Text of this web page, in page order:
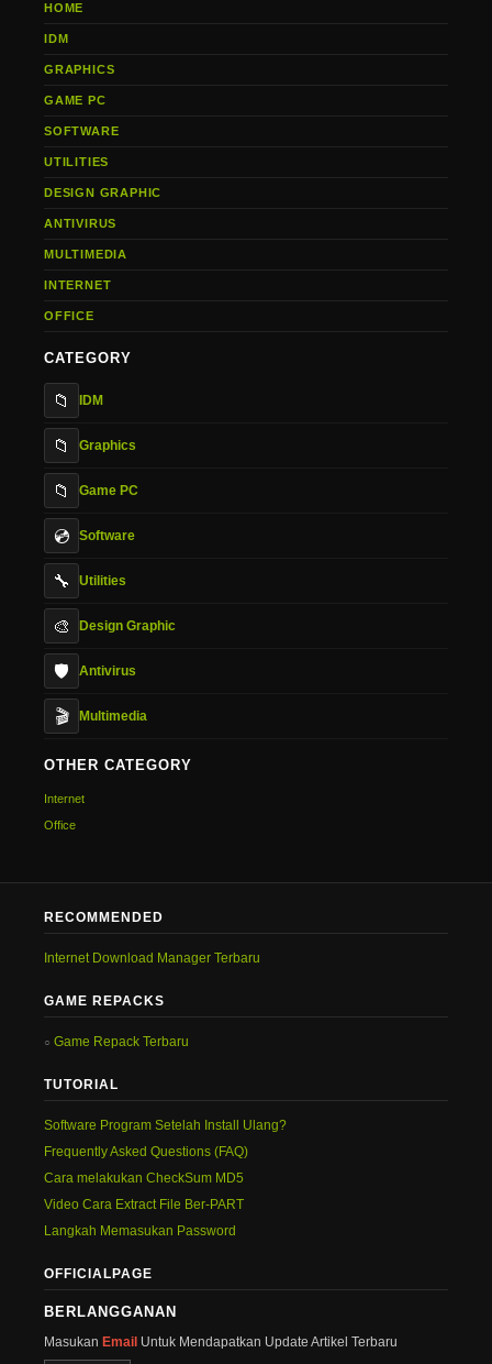
HOME
IDM
GRAPHICS
GAME PC
SOFTWARE
UTILITIES
DESIGN GRAPHIC
ANTIVIRUS
MULTIMEDIA
INTERNET
OFFICE
CATEGORY
📁 IDM
📁 Graphics
📁 Game PC
💿 Software
🔧 Utilities
🎨 Design Graphic
🛡️ Antivirus
🎬 Multimedia
OTHER CATEGORY
Internet
Office
RECOMMENDED
Internet Download Manager Terbaru
GAME REPACKS
Game Repack Terbaru
TUTORIAL
Software Program Setelah Install Ulang?
Frequently Asked Questions (FAQ)
Cara melakukan CheckSum MD5
Video Cara Extract File Ber-PART
Langkah Memasukan Password
OFFICIALPAGE
BERLANGGANAN
Masukan Email Untuk Mendapatkan Update Artikel Terbaru